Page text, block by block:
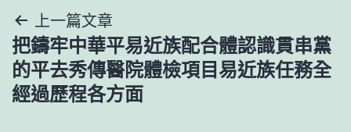
文
章
導
上一篇文章
把鑄牢中華平易近族配合體認識貫串黨
的平去秀傳醫院體檢項目易近族任務全
經過歷程各方面